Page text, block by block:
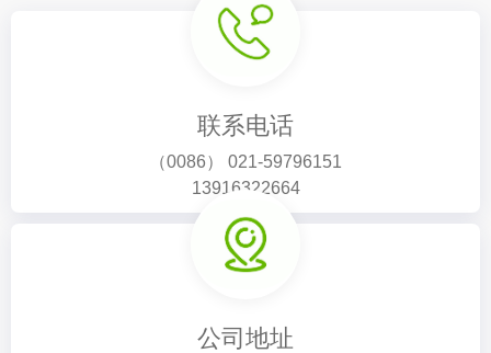
联系电话
（0086） 021-59796151
13916322664
公司地址